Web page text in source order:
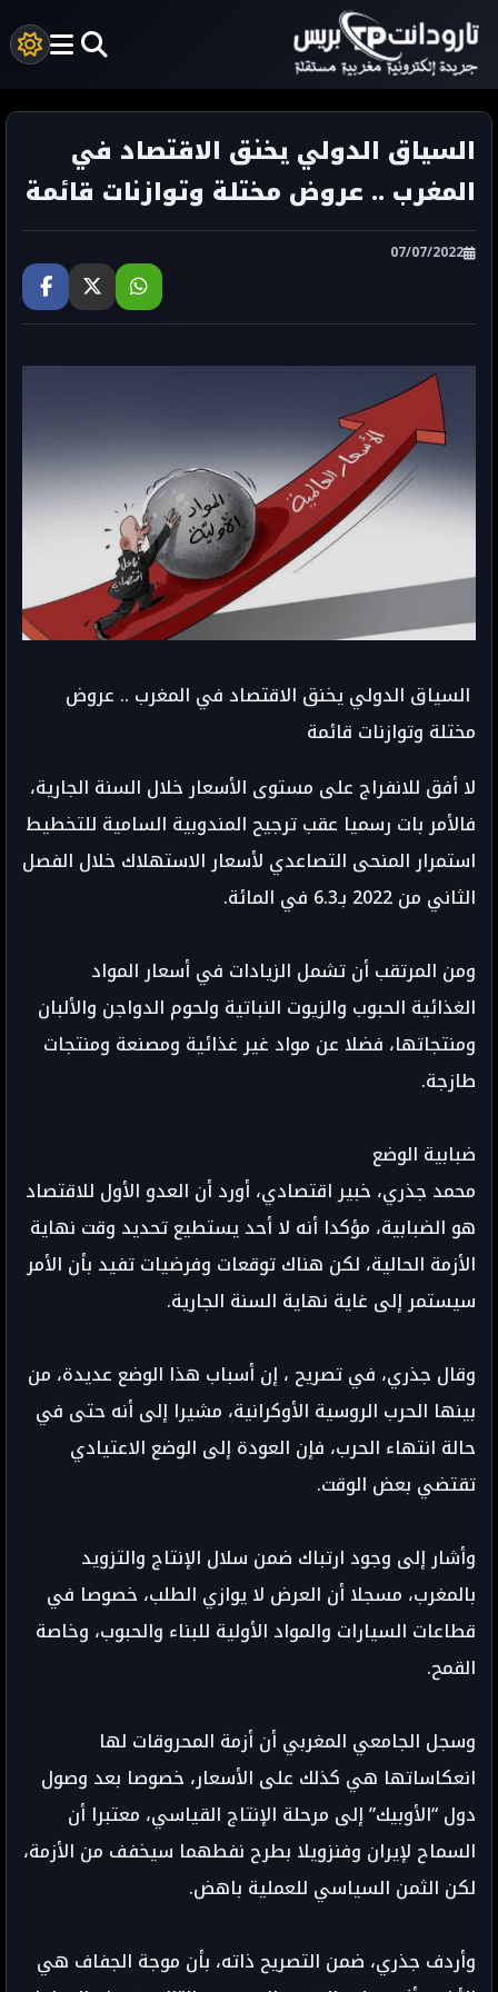
السياق الدولي يخنق الاقتصاد في
المغرب .. عروض مختلة وتوازنات قائمة
07/07/2022
السياق الدولي يخنق الاقتصاد في المغرب .. عروض
مختلة وتوازنات قائمة
لا أفق للانفراج على مستوى الأسعار خلال السنة الجارية،
فالأمر بات رسميا عقب ترجيح المندوبية السامية للتخطيط
استمرار المنحى التصاعدي لأسعار الاستهلاك خلال الفصل
الثاني من 2022 بـ6.3 في المائة.
ومن المرتقب أن تشمل الزيادات في أسعار المواد
الغذائية الحبوب والزيوت النباتية ولحوم الدواجن والألبان
ومنتجاتها، فضلا عن مواد غير غذائية ومصنعة ومنتجات
طازجة.
ضبابية الوضع
محمد جذري، خبير اقتصادي، أورد أن العدو الأول للاقتصاد
هو الضبابية، مؤكدا أنه لا أحد يستطيع تحديد وقت نهاية
الأزمة الحالية، لكن هناك توقعات وفرضيات تفيد بأن الأمر
سيستمر إلى غاية نهاية السنة الجارية.
وقال جذري، في تصريح ، إن أسباب هذا الوضع عديدة، من
بينها الحرب الروسية الأوكرانية، مشيرا إلى أنه حتى في
حالة انتهاء الحرب، فإن العودة إلى الوضع الاعتيادي
تقتضي بعض الوقت.
وأشار إلى وجود ارتباك ضمن سلال الإنتاج والتزويد
بالمغرب، مسجلا أن العرض لا يوازي الطلب، خصوصا في
قطاعات السيارات والمواد الأولية للبناء والحبوب، وخاصة
القمح.
وسجل الجامعي المغربي أن أزمة المحروقات لها
انعكاساتها هي كذلك على الأسعار، خصوصا بعد وصول
دول “الأوبيك” إلى مرحلة الإنتاج القياسي، معتبرا أن
السماح لإيران وفنزويلا بطرح نفطهما سيخفف من الأزمة،
لكن الثمن السياسي للعملية باهض.
وأردف جذري، ضمن التصريح ذاته، بأن موجة الجفاف هي